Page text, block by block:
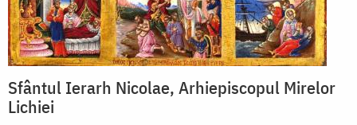
Sfântul Ierarh Nicolae, Arhiepiscopul Mirelor
Lichiei